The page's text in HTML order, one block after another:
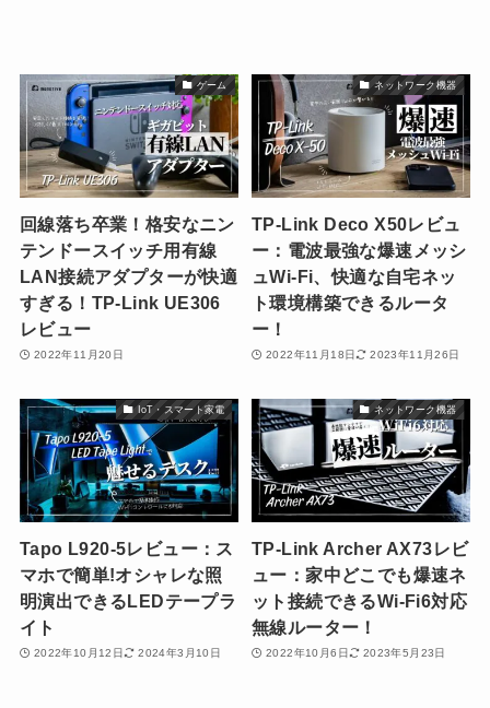
ゲーム
回線落ち卒業！格安なニン
テンドースイッチ用有線
LAN接続アダプターが快適
すぎる！TP-Link UE306
レビュー
2022年11月20日
ネットワーク機器
TP-Link Deco X50レビュ
ー：電波最強な爆速メッシ
ュWi-Fi、快適な自宅ネッ
ト環境構築できるルータ
ー！
2022年11月18日 2023年11月26日
IoT・スマート家電
Tapo L920-5レビュー：ス
マホで簡単!オシャレな照
明演出できるLEDテープラ
イト
2022年10月12日 2024年3月10日
ネットワーク機器
TP-Link Archer AX73レビ
ュー：家中どこでも爆速ネ
ット接続できるWi-Fi6対応
無線ルーター！
2022年10月6日 2023年5月23日